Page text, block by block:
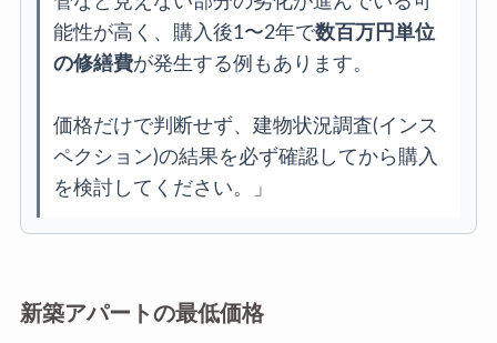
能性が高く、購入後1〜2年で数百万円単位
の修繕費が発生する例もあります。
価格だけで判断せず、建物状況調査(インス
ペクション)の結果を必ず確認してから購入
を検討してください。」
新築アパートの最低価格